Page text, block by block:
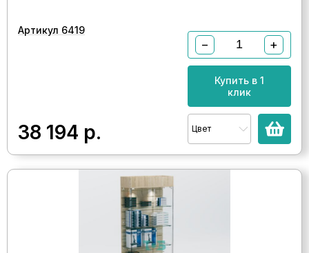
Артикул 6419
38 194 р.
− +
Купить в 1
клик
Цвет